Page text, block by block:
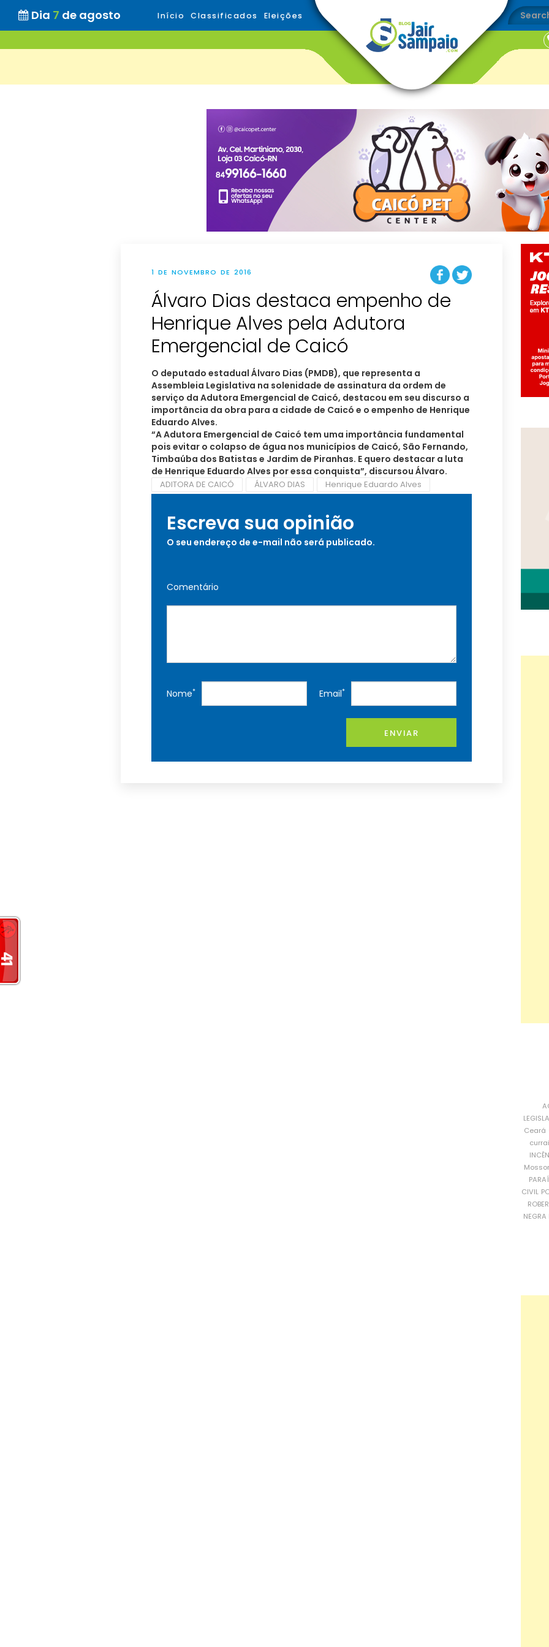
Dia 7 de agosto Início Classificados Eleições
1 DE NOVEMBRO DE 2016
Álvaro Dias destaca empenho de
Henrique Alves pela Adutora
Emergencial de Caicó
O deputado estadual Álvaro Dias (PMDB), que representa a
Assembleia Legislativa na solenidade de assinatura da ordem de
serviço da Adutora Emergencial de Caicó, destacou em seu discurso a
importância da obra para a cidade de Caicó e o empenho de Henrique
Eduardo Alves.
“A Adutora Emergencial de Caicó tem uma importância fundamental
pois evitar o colapso de água nos municípios de Caicó, São Fernando,
Timbaúba dos Batistas e Jardim de Piranhas. E quero destacar a luta
de Henrique Eduardo Alves por essa conquista”, discursou Álvaro.
ADITORA DE CAICÓ ÁLVARO DIAS Henrique Eduardo Alves
Escreva sua opinião
O seu endereço de e-mail não será publicado.
Comentário
Nome* Email*
ENVIAR
Ceará
CIVIL
NEGRA